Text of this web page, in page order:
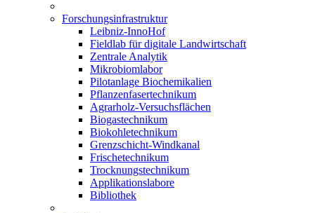
Forschungsinfrastruktur
Leibniz-InnoHof
Fieldlab für digitale Landwirtschaft
Zentrale Analytik
Mikrobiomlabor
Pilotanlage Biochemikalien
Pflanzenfasertechnikum
Agrarholz-Versuchsflächen
Biogastechnikum
Biokohletechnikum
Grenzschicht-Windkanal
Frischetechnikum
Trocknungstechnikum
Applikationslabore
Bibliothek